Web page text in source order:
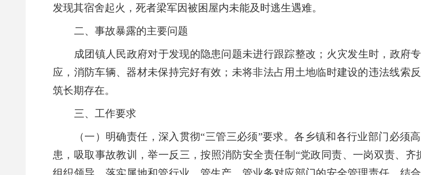
发现其宿舍起火，死者梁军因被困屋内未能及时逃生遇难。
二、事故暴露的主要问题
成团镇人民政府对于发现的隐患问题未进行跟踪整改；火灾发生时，政府
应，消防车辆、器材未保持完好有效；未将非法占用土地临时建设的违法线索
筑长期存在。
三、工作要求
（一）明确责任，深入贯彻“三管三必须”要求。各乡镇和各行业部门必须
患，吸取事故教训，举一反三，按照消防安全责任制 “党政同责、一岗双责、